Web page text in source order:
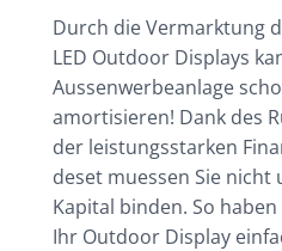
Durch die Vermarktung
LED Outdoor Displays
Aussenwerbeanlage
amortisieren! Dank des
der leistungsstarken
deset muessen Sie nicht
Kapital binden. So
Ihr Outdoor Display